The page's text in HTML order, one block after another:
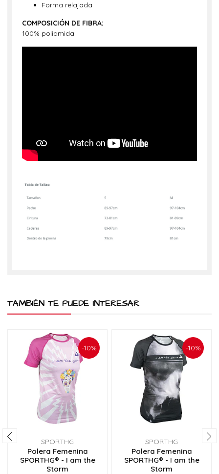
Forma relajada
COMPOSICIÓN DE FIBRA:
100% poliamida
TAMBIÉN TE PUEDE INTERESAR
-10%
SPORTHG
Polera Femenina
SPORTHG® - I am the
Storm
-10%
SPORTHG
Polera Femenina
SPORTHG® - I am the
Storm